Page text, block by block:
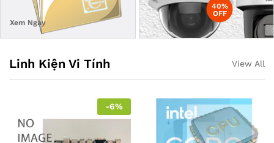
Xem Ngay
40%
OFF
Linh Kiện Vi Tính View All
-6%